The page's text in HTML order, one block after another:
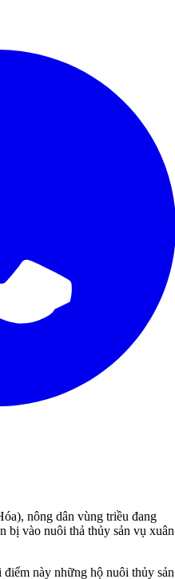
nông dân vùng triều đang
bị vào nuôi thả thủy sản vụ xuân
này những hộ nuôi thủy sản